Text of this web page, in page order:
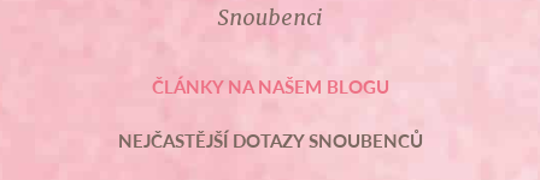
Snoubenci
ČLÁNKY NA NAŠEM BLOGU
NEJČASTĚJŠÍ DOTAZY SNOUBENCŮ